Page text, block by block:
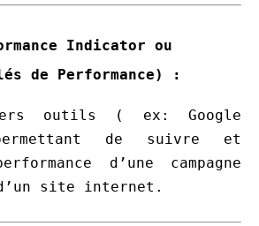
Indicator ou
de Performance)
:
outils ( ex: Google
de suivre et
d’une campagne
site internet.